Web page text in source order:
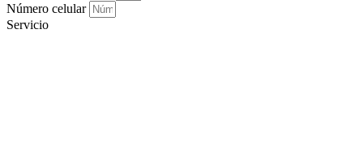
Número celular
Servicio